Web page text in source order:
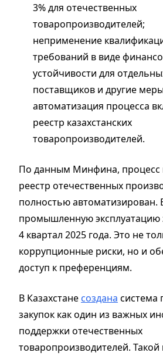
3% для отечественных
товаропроизводителей;
неприменение
требований в виде
устойчивости для
поставщиков и другие
автоматизация процесса
реестр казахстанских
товаропроизводителей.
По данным Минфина, процесс
реестр отечественных
полностью автоматизирован.
промышленную эксплуатацию
4 квартал 2025 года. Это не
коррупционные риски, но и
доступ к преференциям.
В Казахстане создана система
закупок как один из важных
поддержки отечественных
товаропроизводителей.